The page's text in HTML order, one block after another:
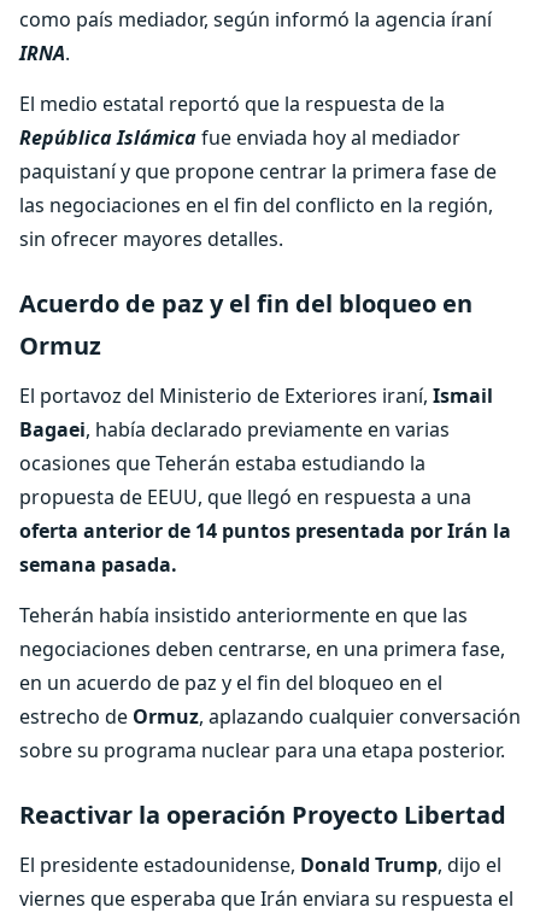
como país mediador, según informó la agencia íraní
IRNA.
El medio estatal reportó que la respuesta de la
República Islámicafue enviada hoy al mediador
paquistaní y que propone centrar la primera fase de
las negociaciones en el fin del conflicto en la región,
sin ofrecer mayores detalles.
Acuerdo de paz y el fin del bloqueo en
Ormuz
El portavoz del Ministerio de Exteriores iraní, Ismail
Bagaei, había declarado previamente en varias
ocasiones que Teherán estaba estudiando la
propuesta de EEUU, que llegó en respuesta a una
oferta anterior de 14 puntos presentada por Irán la
semana pasada.
Teherán había insistido anteriormente en que las
negociaciones deben centrarse, en una primera fase,
en un acuerdo de paz y el fin del bloqueo en el
estrecho de Ormuz, aplazando cualquier conversación
sobre su programa nuclear para una etapa posterior.
Reactivar la operación Proyecto Libertad
El presidente estadounidense, Donald Trump, dijo el
viernes que esperaba que Irán enviara su respuesta el